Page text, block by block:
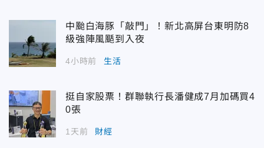
中颱白海豚「敲門」！新北高屏台東明防8
級強陣風颳到入夜
4小時前 生活
挺自家股票！群聯執行長潘健成7月加碼買4
0張
1天前 財經